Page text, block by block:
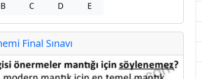
B C D E
Final Sınavı